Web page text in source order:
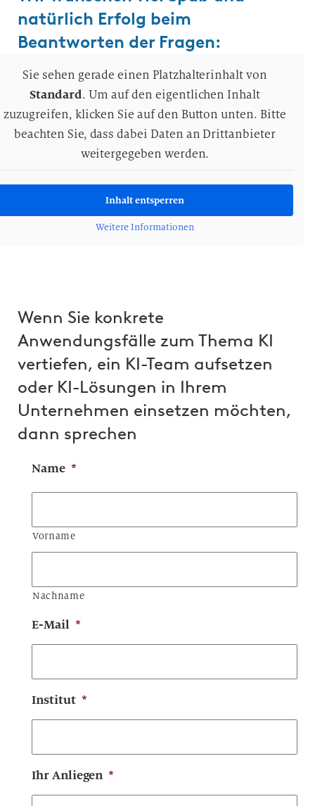
natürlich Erfolg beim
Beantworten der Fragen:
Sie sehen gerade einen Platzhalterinhalt von
Standard. Um auf den eigentlichen Inhalt
zuzugreifen, klicken Sie auf den Button unten. Bitte
beachten Sie, dass dabei Daten an Drittanbieter
weitergegeben werden.
Inhalt entsperren
Weitere Informationen
Wenn Sie konkrete
Anwendungsfälle zum Thema KI
vertiefen, ein KI-Team aufsetzen
oder KI-Lösungen in Ihrem
Unternehmen einsetzen möchten,
dann sprechen
Name *
Vorname
Nachname
E-Mail *
Institut *
Ihr Anliegen *